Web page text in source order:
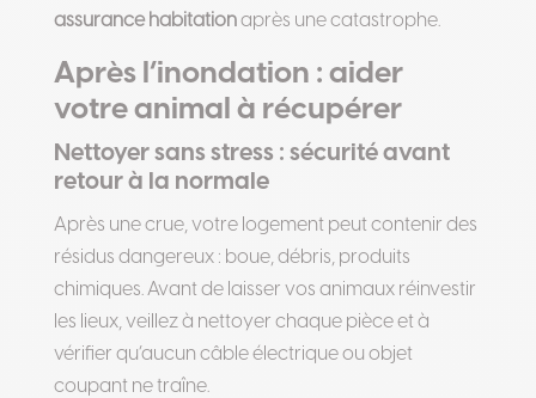
assurance habitationaprès une catastrophe.
Après l’inondation : aider
votre animal à récupérer
Nettoyer sans stress : sécurité avant
retour à la normale
Après une crue, votre logement peut contenir des
résidus dangereux : boue, débris, produits
chimiques. Avant de laisser vos animaux réinvestir
les lieux, veillez à nettoyer chaque pièce et à
vérifier qu’aucun câble électrique ou objet
coupant ne traîne.